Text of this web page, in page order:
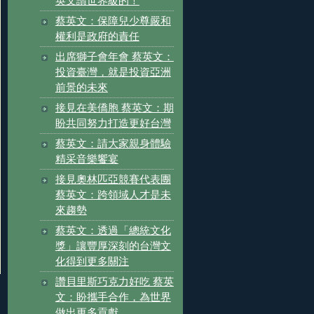
蔡英文：保障兒少尊嚴和
權利是政府的責任
出席獅子會年會 蔡英文：
投資臺灣，就是投資亞洲
前景的未來
接見在美僑胞 蔡英文：期
盼共同努力打造更好台灣
蔡英文：請大家親身體驗
精采音樂饗宴
接見奧林匹亞競賽代表團
蔡英文：跨領域人才是未
來趨勢
蔡英文：透過「總統文化
獎」讓豐厚深刻的台灣文
化得到更多關注
讚貝里斯巧克力好吃 蔡英
文：盼攜手合作，為世界